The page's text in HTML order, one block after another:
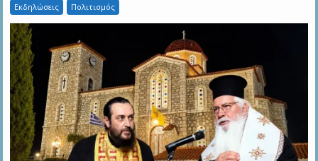
Εκδηλώσεις Πολιτισμός